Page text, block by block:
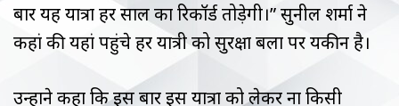
बार यह यात्रा हर साल का रिकॉर्ड तोड़ेगी।” सुनील शर्मा ने
कहां की यहां पहुंचे हर यात्री को सुरक्षा बलों पर यकीन है।
उन्होंने कहा कि इस बार इस यात्रा को लेकर ना किसी